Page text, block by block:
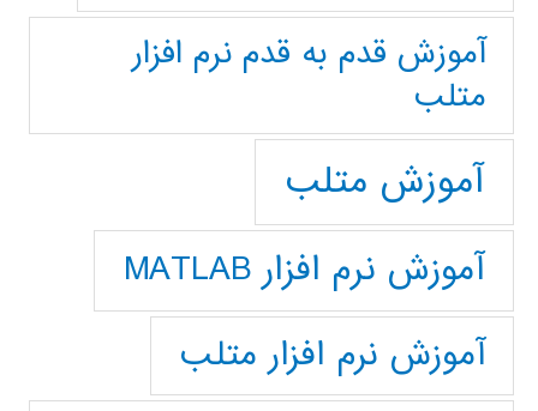
آموزش قدم به قدم نرم افزار
متلب
آموزش متلب
آموزش نرم افزار MATLAB
آموزش نرم افزار متلب